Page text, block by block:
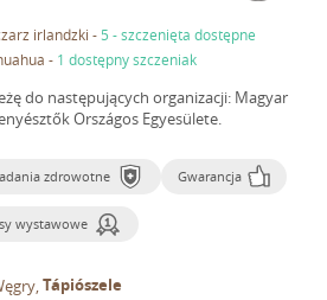
irlandzki - 5 - szczenięta dostępne
- 1 dostępny szczeniak
do następujących organizacji: Magyar
Országos Egyesülete.
zdrowotne Gwarancja
wystawowe
Tápiószele